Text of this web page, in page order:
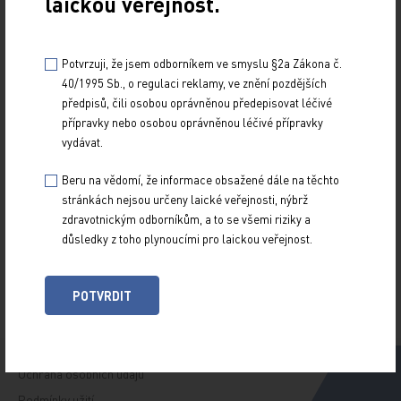
Z NOVINEK
ARCHIV
RUBRIKY
O TITULU
Ochrana osobních údajů
Potvrzuji, že jsem odborníkem ve smyslu §2a Zákona č.
40/1995 Sb., o regulaci reklamy, ve znění pozdějších
předpisů, čili osobou oprávněnou předepisovat léčivé
přípravky nebo osobou oprávněnou léčivé přípravky
vydávat.
Beru na vědomí, že informace obsažené dále na těchto
stránkách nejsou určeny laické veřejnosti, nýbrž
zdravotnickým odborníkům, a to se všemi riziky a
důsledky z toho plynoucími pro laickou veřejnost.
POTVRDIT